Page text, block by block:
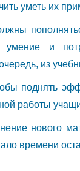
уметь их
и
из
поднять
работы
нового
времени